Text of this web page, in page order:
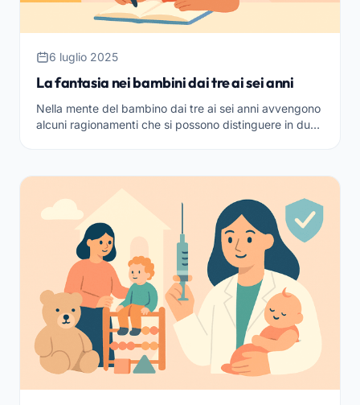
6 luglio 2025
La fantasia nei bambini dai tre ai sei anni
Nella mente del bambino dai tre ai sei anni avvengono
alcuni ragionamenti che si possono distinguere in due